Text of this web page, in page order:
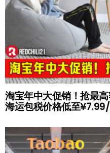
淘宝年中大促销！抢最
海运包税价格低至¥7.99/